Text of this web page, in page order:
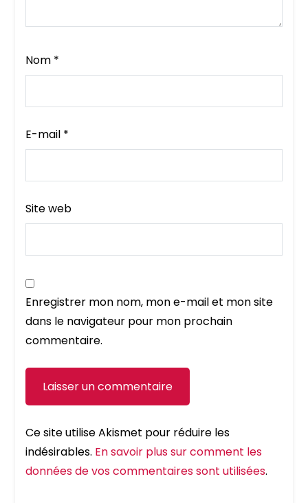
Nom *
E-mail *
Site web
Enregistrer mon nom, mon e-mail et mon site
dans le navigateur pour mon prochain
commentaire.
Ce site utilise Akismet pour réduire les
indésirables. En savoir plus sur comment les
données de vos commentaires sont utilisées.